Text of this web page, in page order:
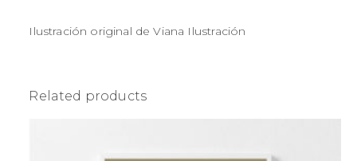
Ilustración original de Viana Ilustración
Related products